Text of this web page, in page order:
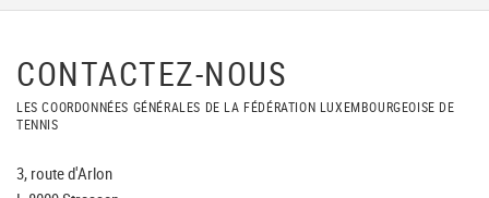
CONTACTEZ-NOUS
LES COORDONNÉES GÉNÉRALES DE LA FÉDÉRATION LUXEMBOURGEOISE DE
TENNIS
3, route d'Arlon